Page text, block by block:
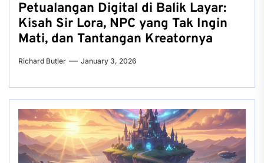
Petualangan Digital di Balik Layar:
Kisah Sir Lora, NPC yang Tak Ingin
Mati, dan Tantangan Kreatornya
Richard Butler January 3, 2026